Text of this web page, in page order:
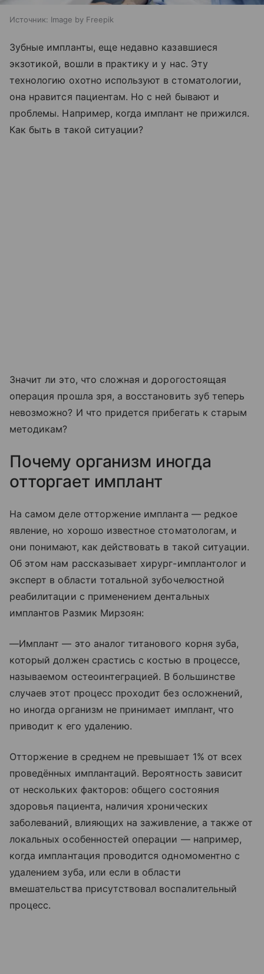
Источник: Image by Freepik
Зубные импланты, еще недавно казавшиеся
экзотикой, вошли в практику и у нас. Эту
технологию охотно используют в стоматологии,
она нравится пациентам. Но с ней бывают и
проблемы. Например, когда имплант не прижился.
Как быть в такой ситуации?
Значит ли это, что сложная и дорогостоящая
операция прошла зря, а восстановить зуб теперь
невозможно? И что придется прибегать к старым
методикам?
Почему организм иногда
отторгает имплант
На самом деле отторжение импланта — редкое
явление, но хорошо известное стоматологам, и
они понимают, как действовать в такой ситуации.
Об этом нам рассказывает хирург-имплантолог и
эксперт в области тотальной зубочелюстной
реабилитации с применением дентальных
имплантов Размик Мирзоян:
—Имплант — это аналог титанового корня зуба,
который должен срастись с костью в процессе,
называемом остеоинтеграцией. В большинстве
случаев этот процесс проходит без осложнений,
но иногда организм не принимает имплант, что
приводит к его удалению.
Отторжение в среднем не превышает 1% от всех
проведённых имплантаций. Вероятность зависит
от нескольких факторов: общего состояния
здоровья пациента, наличия хронических
заболеваний, влияющих на заживление, а также от
локальных особенностей операции — например,
когда имплантация проводится одномоментно с
удалением зуба, или если в области
вмешательства присутствовал воспалительный
процесс.